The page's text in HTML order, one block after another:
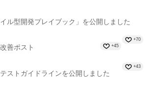
イル型開発プレイブック」を公開しました
+70
善ポスト +45
ストガイドラインを公開しました
+43